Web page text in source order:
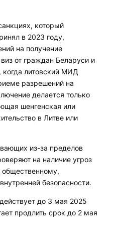
который
в 2023 году,
на получение
от граждан Беларуси и
литовский МИД
разрешений на
делается только
шенгенская или
в Литве или
из-за пределов
на наличие угроз
общественному,
безопасности.
до 3 мая 2025
продлить срок до 2 мая